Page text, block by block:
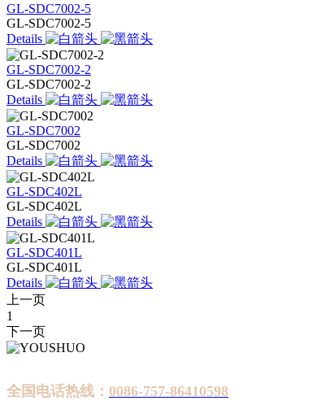
GL-SDC7002-5
GL-SDC7002-5
Details
GL-SDC7002-2
GL-SDC7002-2
Details
GL-SDC7002
GL-SDC7002
Details
GL-SDC402L
GL-SDC402L
Details
GL-SDC401L
GL-SDC401L
Details
上一页
1
下一页
全国电话热线： 0086-757-86410598